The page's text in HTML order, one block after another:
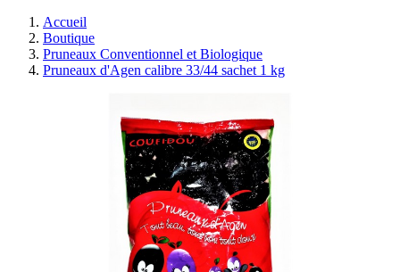
Accueil
Boutique
Pruneaux Conventionnel et Biologique
Pruneaux d'Agen calibre 33/44 sachet 1 kg